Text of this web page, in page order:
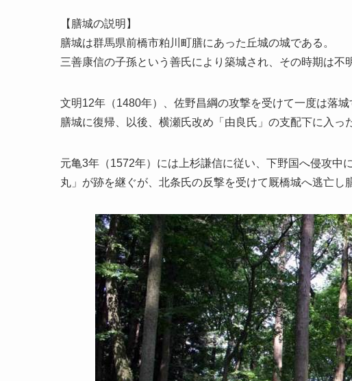
【膳城の説明】
膳城は群馬県前橋市粕川町膳にあった丘城の城である。
三善康信の子孫という善氏により築城され、その時期は不
文明12年（1480年）、佐野昌綱の攻撃を受けて一度は落
膳城に復帰、以後、横瀬氏改め「由良氏」の支配下に入っ
元亀3年（1572年）には上杉謙信に従い、下野国へ侵攻中
丸」が跡を継ぐが、北条氏の反撃を受けて厩橋城へ逃亡し